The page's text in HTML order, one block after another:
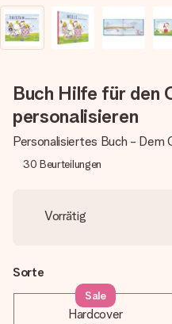
Buch Hilfe für den
personalisieren
Personalisiertes Buch - Dem
30 Beurteilungen
Vorrätig
Sorte
Hardcover
Sale